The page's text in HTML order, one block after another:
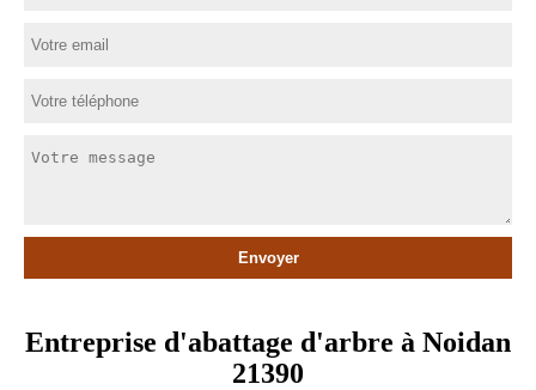
Entreprise d'abattage d'arbre à Noidan
21390